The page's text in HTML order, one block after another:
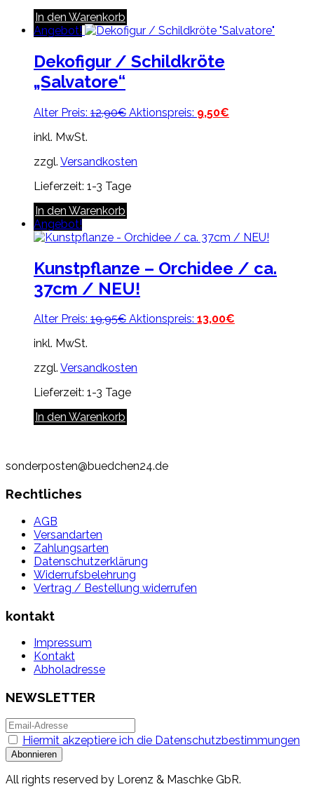
In den Warenkorb
Angebot!
Dekofigur / Schildkröte
„Salvatore“
Alter Preis: 12,90€ Ursprünglicher
Aktionspreis: 9,50€
inkl. MwSt.
zzgl. Versandkosten
Lieferzeit: 1-3 Tage
In den Warenkorb
Angebot!
Kunstpflanze – Orchidee / ca.
37cm / NEU!
Alter Preis: 19,95€ Ursprünglicher
Aktionspreis: 13,00€
inkl. MwSt.
zzgl. Versandkosten
Lieferzeit: 1-3 Tage
In den Warenkorb
sonderposten@buedchen24.de
Rechtliches
AGB
Versandarten
Zahlungsarten
Datenschutzerklärung
Widerrufsbelehrung
Vertrag / Bestellung widerrufen
kontakt
Impressum
Kontakt
Abholadresse
NEWSLETTER
Hiermit akzeptiere ich die Datenschutzbestimmungen
All rights reserved by Lorenz & Maschke GbR.